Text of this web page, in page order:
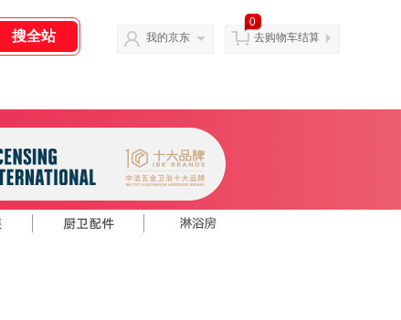
我的京东
0
去购物车结算